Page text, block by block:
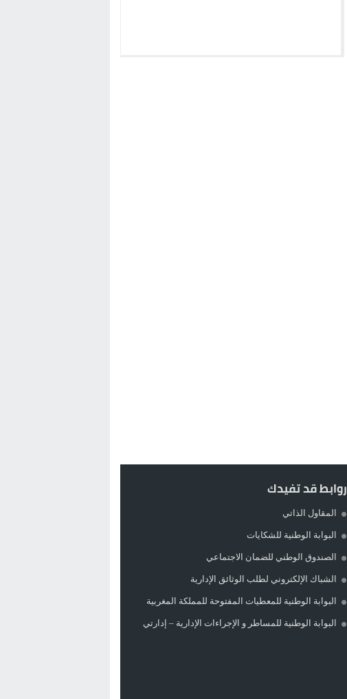
روابط قد تفيدك
المقاول الذاتي
البوابة الوطنية للشكايات
الصندوق الوطني للضمان الاجتماعي
الشباك الإلكتروني لطلب الوثائق الإدارية
البوابة الوطنية للمعطيات المفتوحة للمملكة المغربية
البوابة الوطنية للمساطر و الإجراءات الإدارية – إدارتي